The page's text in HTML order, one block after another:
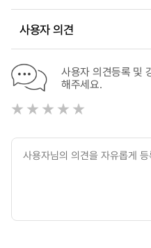
사용자 의견
사용자 의견등록 및
해주세요.